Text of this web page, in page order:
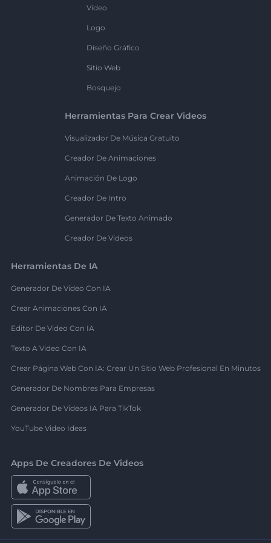
Vídeo
Logo
Diseño Gráfico
Sitio Web
Bosquejo
Herramientas Para Crear Videos
Visualizador De Música Gratuito
Creador De Animaciones
Animación De Logo
Creador De Intro
Generador De Texto Animado
Creador De Videos
Herramientas De IA
Generador De Video Con IA
Crear Animaciones Con IA
Editor De Video Con IA
Texto A Video Con IA
Crear Página Web Con IA: Crear Un Sitio Web Profesional En Minutos
Generador De Nombres Para Empresas
Generador De Videos IA Para TikTok
YouTube Video Ideas
Apps De Creadores De Videos